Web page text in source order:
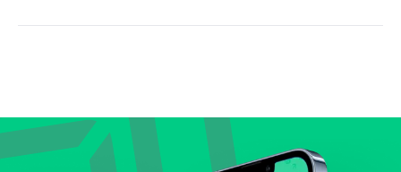
Lihat pertumbuhan pendapatan & laba.
Cek margin dan arus kas.
Evaluasi prospek bisnis dan posisi perusahaan di
industrinya.